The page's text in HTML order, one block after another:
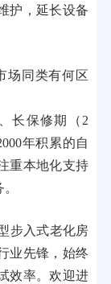
护，延长设备
场同类有何区
长保修期（2
年积累的自
重本地化支持
步入式老化房
业先锋，始终
效率。欢迎进